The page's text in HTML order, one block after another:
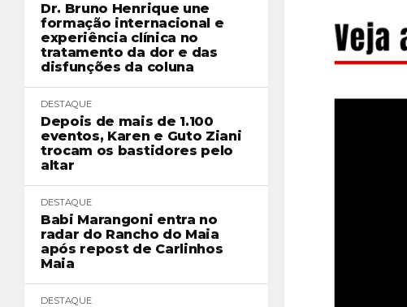
Dr. Bruno Henrique une
formação internacional e
experiência clínica no
tratamento da dor e das
disfunções da coluna
DESTAQUE
Depois de mais de 1.100
eventos, Karen e Guto Ziani
trocam os bastidores pelo
altar
DESTAQUE
Babi Marangoni entra no
radar do Rancho do Maia
após repost de Carlinhos
Maia
DESTAQUE